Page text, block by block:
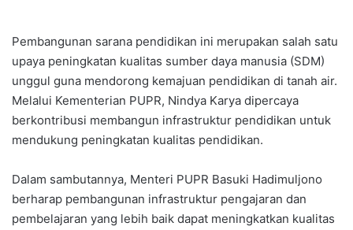
Pembangunan sarana pendidikan ini merupakan salah satu
upaya peningkatan kualitas sumber daya manusia (SDM)
unggul guna mendorong kemajuan pendidikan di tanah air.
Melalui Kementerian PUPR, Nindya Karya dipercaya
berkontribusi membangun infrastruktur pendidikan untuk
mendukung peningkatan kualitas pendidikan.
Dalam sambutannya, Menteri PUPR Basuki Hadimuljono
berharap pembangunan infrastruktur pengajaran dan
pembelajaran yang lebih baik dapat meningkatkan kualitas